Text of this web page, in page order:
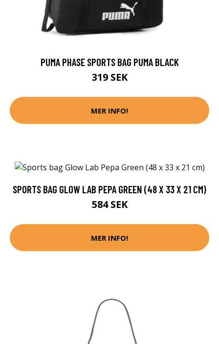
PUMA PHASE SPORTS BAG PUMA BLACK
319 SEK
MER INFO!
SPORTS BAG GLOW LAB PEPA GREEN (48 X 33 X 21 CM)
584 SEK
MER INFO!